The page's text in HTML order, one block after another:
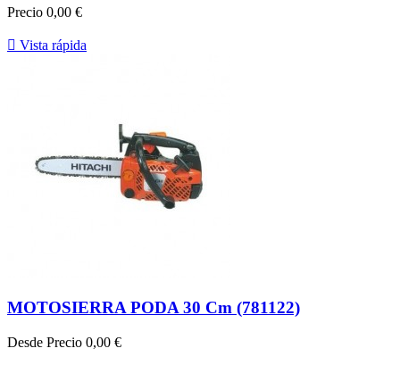
Precio 0,00 €
 Vista rápida
MOTOSIERRA PODA 30 Cm (781122)
Desde Precio 0,00 €